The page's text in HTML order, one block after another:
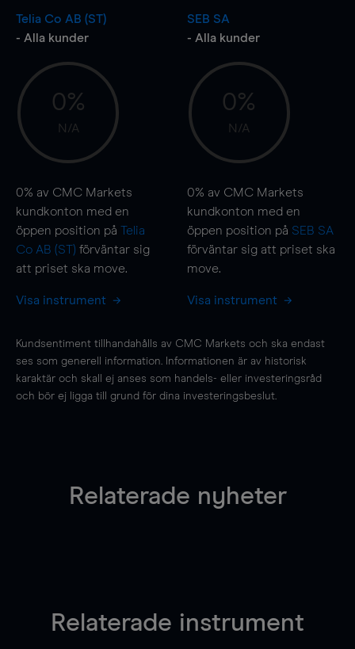
Telia Co AB (ST)
- Alla kunder
0%
N/A
0% av CMC Markets
kundkonton med en
öppen position på Telia
Co AB (ST) förväntar sig
att priset ska move.
Visa instrument
SEB SA
- Alla kunder
0%
N/A
0% av CMC Markets
kundkonton med en
öppen position på SEB SA
förväntar sig att priset ska
move.
Visa instrument
Kundsentiment tillhandahålls av CMC Markets och ska endast
ses som generell information. Informationen är av historisk
karaktär och skall ej anses som handels- eller investeringsråd
och bör ej ligga till grund för dina investeringsbeslut.
Relaterade nyheter
Relaterade instrument